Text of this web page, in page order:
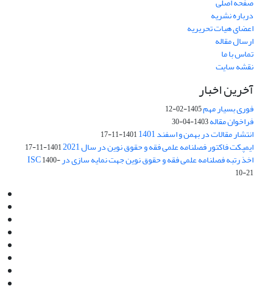
درباره نشریه
اعضای هیات تحریریه
ارسال مقاله
تماس با ما
نقشه سایت
آخرین اخبار
فوری بسیار مهم1405-02-12
فراخوان مقاله1403-04-30
انتشار مقالات در بهمن و اسفند 1401 1401-11-17
ایمپکت فاکتور فصلنامه علمی فقه و حقوق نوین در سال 2021 1401-11-17
اخذ رتبه فصلنامه علمی فقه و حقوق نوین جهت نمایه سازی در ISC1400-
10-21